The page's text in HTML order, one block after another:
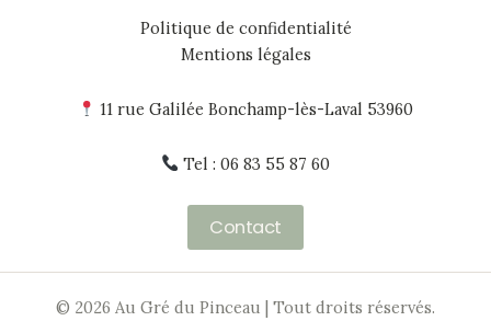
Politique de confidentialité
Mentions légales
11 rue Galilée Bonchamp-lès-Laval 53960
Tel : 06 83 55 87 60
Contact
© 2026 Au Gré du Pinceau | Tout droits réservés.